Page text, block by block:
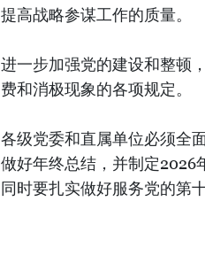
提高战略参谋工作的质量。
进一步加强党的建设和整顿
费和消极现象的各项规定。
各级党委和直属单位必须全
做好年终总结，并制定2026
同时要扎实做好服务党的第